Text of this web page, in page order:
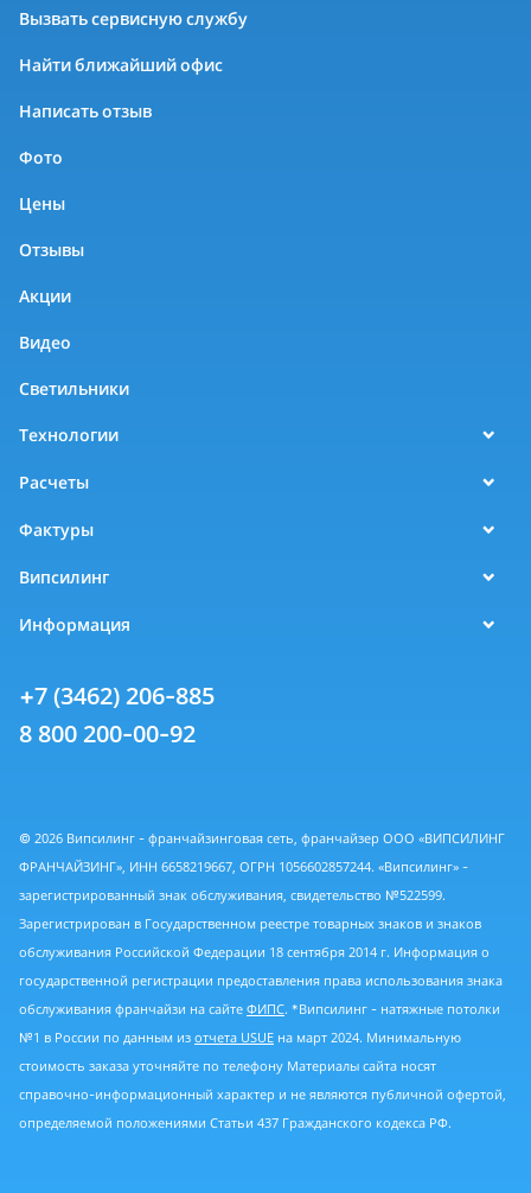
Вызвать сервисную службу
Найти ближайший офис
Написать отзыв
Фото
Цены
Отзывы
Акции
Видео
Светильники
Технологии
Расчеты
Фактуры
Випсилинг
Информация
+7 (3462) 206-885
8 800 200-00-92
© 2026 Випсилинг - франчайзинговая сеть, франчайзер ООО «ВИПСИЛИНГ
ФРАНЧАЙЗИНГ», ИНН 6658219667, ОГРН 1056602857244. «Випсилинг» -
зарегистрированный знак обслуживания, свидетельство №522599.
Зарегистрирован в Государственном реестре товарных знаков и знаков
обслуживания Российской Федерации 18 сентября 2014 г. Информация о
государственной регистрации предоставления права использования знака
обслуживания франчайзи на сайте ФИПС. *Випсилинг - натяжные потолки
№1 в России по данным из отчета USUE на март 2024. Минимальную
стоимость заказа уточняйте по телефону Материалы сайта носят
справочно-информационный характер и не являются публичной офертой,
определяемой положениями Статьи 437 Гражданского кодекса РФ.